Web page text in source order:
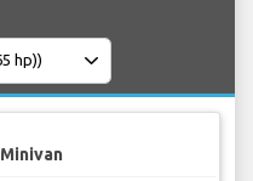
Minivan